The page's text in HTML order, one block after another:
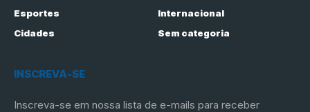
Esportes
Internacional
Cidades
Sem categoria
INSCREVA-SE
Inscreva-se em nossa lista de e-mails para receber